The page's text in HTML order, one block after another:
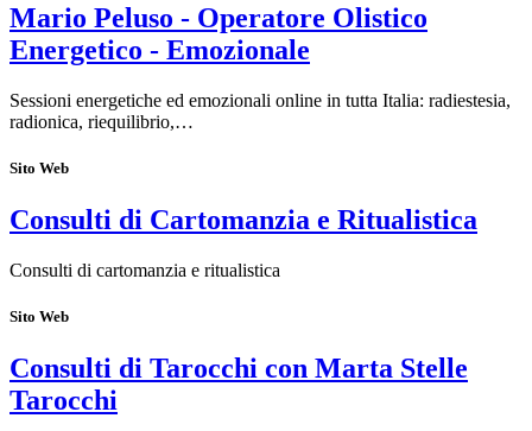
Mario Peluso - Operatore Olistico
Energetico - Emozionale
Sessioni energetiche ed emozionali online in tutta Italia: radiestesia,
radionica, riequilibrio,…
Sito Web
Consulti di Cartomanzia e Ritualistica
Consulti di cartomanzia e ritualistica
Sito Web
Consulti di Tarocchi con Marta Stelle
Tarocchi